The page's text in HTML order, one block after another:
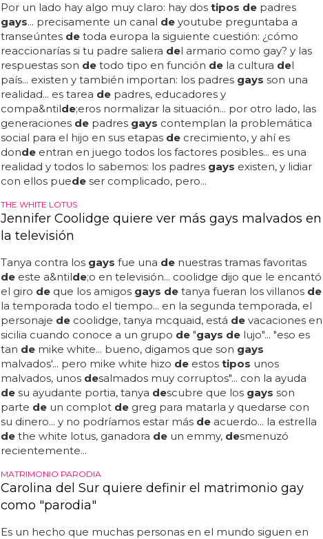
Por un lado hay algo muy claro: hay dos tipos depadres
gays... precisamente un canal deyoutube preguntaba a
transeúntes detoda europa la siguiente cuestión: ¿cómo
reaccionarías si tu padre saliera del armario como gay? y las
respuestas son detodo tipo en función dela cultura del
país... existen y también importan: los padres gays son una
realidad... es tarea depadres, educadores y
compa&ntilde;eros normalizar la situación... por otro lado, las
generaciones depadres gays contemplan la problemática
social para el hijo en sus etapas decrecimiento, y ahí es
dondeentran en juego todos los factores posibles... es una
realidad y todos lo sabemos: los padres gays existen, y lidiar
con ellos puedeser complicado, pero...
THE WHITE LOTUS
Jennifer Coolidge quiere ver más gays malvados en
la televisión
Tanya contra los gays fue una denuestras tramas favoritas
deeste a&ntilde;o en televisión... coolidge dijo que le encantó
el giro deque los amigos gays detanya fueran los villanos de
la temporada todo el tiempo... en la segunda temporada, el
personaje decoolidge, tanya mcquaid, está devacaciones en
sicilia cuando conoce a un grupo de"gays delujo"... "eso es
tan demike white... bueno, digamos que son gays
malvados'... pero mike white hizo deestos tipos unos
malvados, unos desalmados muy corruptos"... con la ayuda
desu ayudante portia, tanya descubre que los gays son
parte deun complot degreg para matarla y quedarse con
su dinero... y no podríamos estar más deacuerdo... la estrella
dethe white lotus, ganadora deun emmy, desmenuzó
recientemente...
MATRIMONIO PARODIA
Carolina del Sur quiere definir el matrimonio gay
como "parodia"
Es un hecho que muchas personas en el mundo siguen en